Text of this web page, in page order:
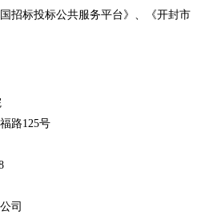
招标投标公共服务平台》、《开封市
路125号
司